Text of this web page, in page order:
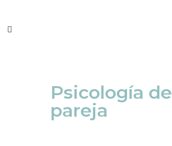
Psicología de
pareja